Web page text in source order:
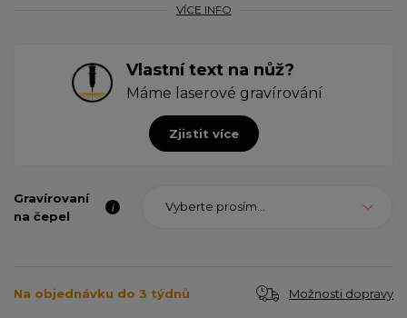
VÍCE INFO
Vlastní text na nůž?
Máme laserové gravírování
Zjistit více
Gravírovaní
na čepel
Vyberte prosím...
Na objednávku do 3 týdnů Možnosti dopravy